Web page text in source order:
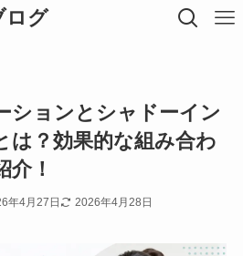
ログ
ションとシャドーイン
は？効果的な組み合わ
介！
年4月27日 2026年4月28日